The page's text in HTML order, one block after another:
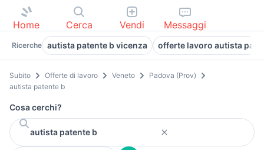
Home Cerca Vendi Messaggi
Ricerche autista patente b vicenza offerte lavoro autista
Subito Offerte di lavoro Veneto
Padova (Prov)
autista patente b
Cosa cerchi?